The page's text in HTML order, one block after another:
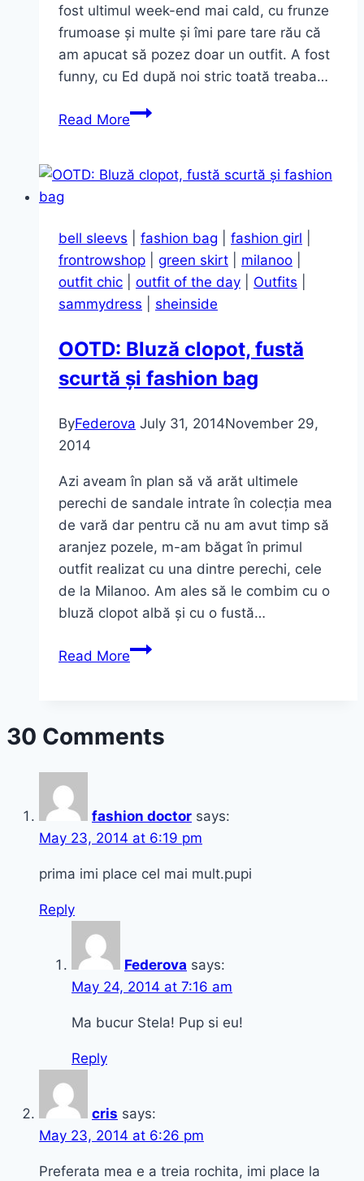
fost ultimul week-end mai cald, cu frunze
frumoase și multe și îmi pare tare rău că
am apucat să pozez doar un outfit. A fost
funny, cu Ed după noi stric toată treaba…
Read MoreCasual
bell sleevs fashion bag fashion girl
frontrowshop
green skirt milanoo
outfit chic
outfit of the day Outfits
sammydress
sheinside
OOTD: Bluză clopot, fustă
scurtă și fashion bag
ByFederova July 31, 2014November 29,
2014
Azi aveam în plan să vă arăt ultimele
perechi de sandale intrate în colecția mea
de vară dar pentru că nu am avut timp să
aranjez pozele, m-am băgat în primul
outfit realizat cu una dintre perechi, cele
de la Milanoo. Am ales să le combim cu o
bluză clopot albă și cu o fustă…
Read MoreOOTD:
scurtă
30 Comments
fashion doctor says:
May 23, 2014 at 6:19 pm
prima imi place cel mai mult.pupi
Reply
Federova says:
May 24, 2014 at 7:16 am
Ma bucur Stela! Pup si eu!
Reply
cris says:
May 23, 2014 at 6:26 pm
Preferata mea e a treia rochita, imi place la